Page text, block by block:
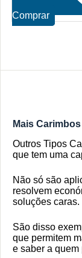
Comprar
Mais
Outros Tipos
que tem uma
Não só são
resolvem
soluções caras.
São disso
que permitem
e saber a quem